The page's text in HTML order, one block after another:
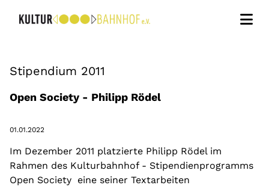
Über uns
Kontakt
Stipendium 2011
Open Society - Philipp Rödel
01.01.2022
Im Dezember 2011 platzierte Philipp Rödel im
Rahmen des Kulturbahnhof - Stipendienprogramms
Open Society eine seiner Textarbeiten